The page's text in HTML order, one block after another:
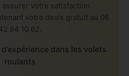
votre satisfaction.
votre devis gratuit au 06
84 10 62.
dans les volets
roulants